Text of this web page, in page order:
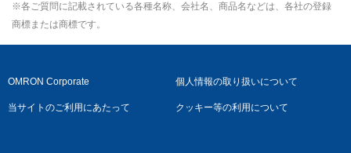
※各ご質問に記載されている各種名称、会社名、商品名などは、各社の登録
商標または商標です。
OMRON Corporate 個人情報の取り扱いについて
当サイトのご利用にあたって クッキー等の利用について